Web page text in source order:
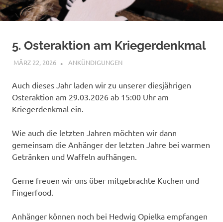
5. Osteraktion am Kriegerdenkmal
MÄRZ 22, 2026 BÜRGERVEREIN WACHENDORF
ANKÜNDIGUNGEN
Auch dieses Jahr laden wir zu unserer diesjährigen
Osteraktion am 29.03.2026 ab 15:00 Uhr am
Kriegerdenkmal ein.
Wie auch die letzten Jahren möchten wir dann
gemeinsam die Anhänger der letzten Jahre bei warmen
Getränken und Waffeln aufhängen.
Gerne freuen wir uns über mitgebrachte Kuchen und
Fingerfood.
Anhänger können noch bei Hedwig Opielka empfangen